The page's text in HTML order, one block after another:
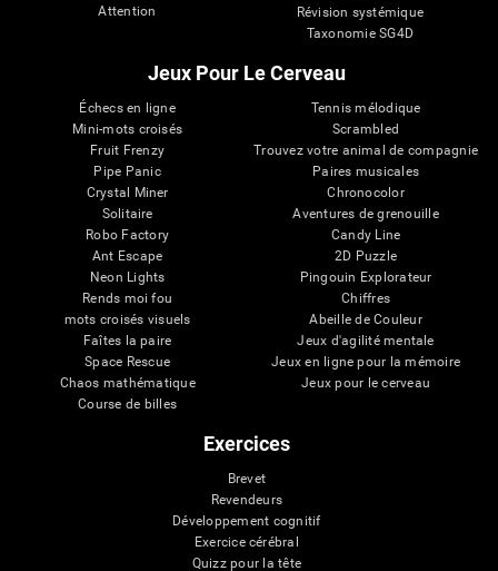
Attention
Révision systémique
Taxonomie SG4D
Jeux Pour Le Cerveau
Échecs en ligne
Mini-mots croisés
Fruit Frenzy
Pipe Panic
Crystal Miner
Solitaire
Robo Factory
Ant Escape
Neon Lights
Rends moi fou
mots croisés visuels
Faîtes la paire
Space Rescue
Chaos mathématique
Course de billes
Tennis mélodique
Scrambled
Trouvez votre animal de compagnie
Paires musicales
Chronocolor
Aventures de grenouille
Candy Line
2D Puzzle
Pingouin Explorateur
Chiffres
Abeille de Couleur
Jeux d'agilité mentale
Jeux en ligne pour la mémoire
Jeux pour le cerveau
Exercices
Brevet
Revendeurs
Développement cognitif
Exercice cérébral
Quizz pour la tête